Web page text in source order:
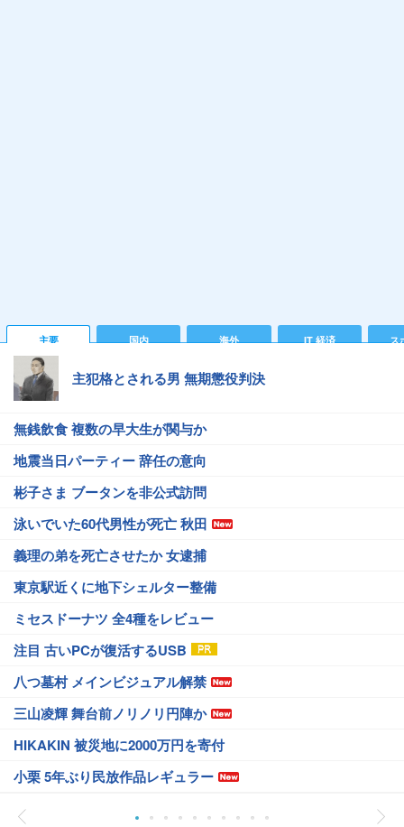
主要 国内 海外 IT 経済 ス
主犯格とされる男 無期懲役判決
無銭飲食 複数の早大生が関与か
地震当日パーティー 辞任の意向
彬子さま ブータンを非公式訪問
泳いでいた60代男性が死亡 秋田
義理の弟を死亡させたか 女逮捕
東京駅近くに地下シェルター整備
ミセスドーナツ 全4種をレビュー
注目 古いPCが復活するUSB
八つ墓村 メインビジュアル解禁
三山凌輝 舞台前ノリノリ円陣か
HIKAKIN 被災地に2000万円を寄付
小栗 5年ぶり民放作品レギュラー